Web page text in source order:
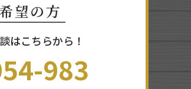
望の方
はこちらから！
983